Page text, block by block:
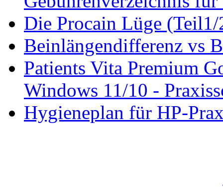
Die Procain Lüge
Beinlängendifferenz vs
Patients Vita Premium
Windows 11/10 -
Hygieneplan für HP-